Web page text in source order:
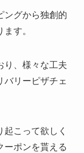
ングから独創的
す。
り、様々な工夫
バリーピザチェ
こって欲しく
ーポンを貰える